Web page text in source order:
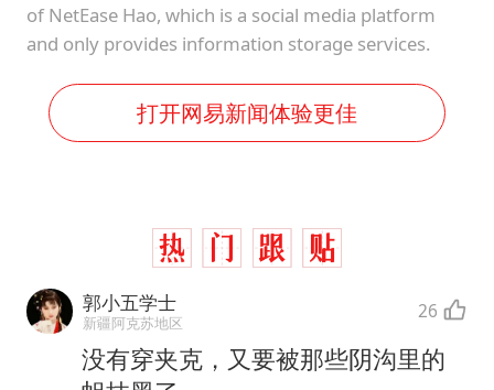
of NetEase Hao, which is a social media platform
and only provides information storage services.
打开网易新闻体验更佳
郭小五学士
新疆阿克苏地区 26
没有穿夹克，又要被那些阴沟里的